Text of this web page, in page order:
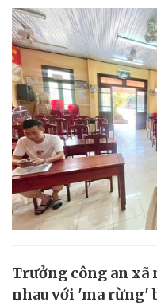
Trưởng công an
nhau với 'ma rừng'